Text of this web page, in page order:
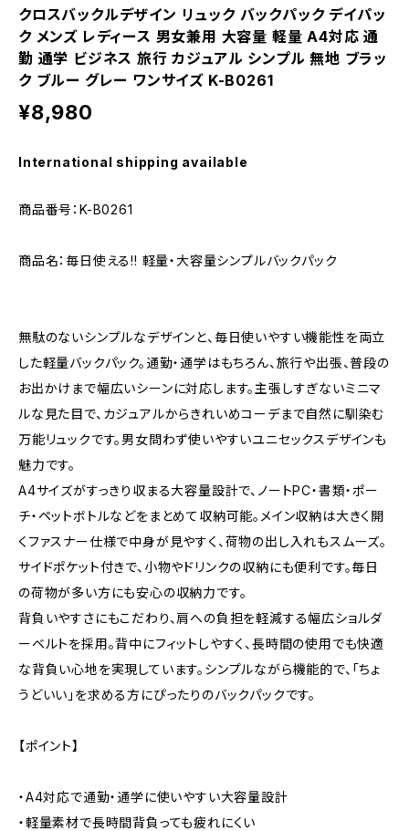
クロスバックルデザイン リュック バックパック デイパッ
ク メンズ レディース 男女兼用 大容量 軽量 A4対応 通
勤 通学 ビジネス 旅行 カジュアル シンプル 無地 ブラッ
ク ブルー グレー ワンサイズ K-B0261
¥8,980
International shipping available
商品番号：K-B0261
商品名：毎日使える!! 軽量・大容量シンプルバックパック
無駄のないシンプルなデザインと、毎日使いやすい機能性を両立
した軽量バックパック。通勤・通学はもちろん、旅行や出張、普段の
お出かけまで幅広いシーンに対応します。主張しすぎないミニマ
ルな見た目で、カジュアルからきれいめコーデまで自然に馴染む
万能リュックです。男女問わず使いやすいユニセックスデザインも
魅力です。
A4サイズがすっきり収まる大容量設計で、ノートPC・書類・ポー
チ・ペットボトルなどをまとめて収納可能。メイン収納は大きく開
くファスナー仕様で中身が見やすく、荷物の出し入れもスムーズ。
サイドポケット付きで、小物やドリンクの収納にも便利です。毎日
の荷物が多い方にも安心の収納力です。
背負いやすさにもこだわり、肩への負担を軽減する幅広ショルダ
ーベルトを採用。背中にフィットしやすく、長時間の使用でも快適
な背負い心地を実現しています。シンプルながら機能的で、「ちょ
うどいい」を求める方にぴったりのバックパックです。
【ポイント】
・A4対応で通勤・通学に使いやすい大容量設計
・軽量素材で長時間背負っても疲れにくい